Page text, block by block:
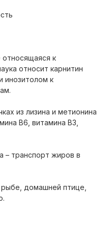
относящаяся к
относит карнитин
инозитолом к
из лизина и метионина
В6, витамина В3,
– транспорт жиров в
домашней птице,